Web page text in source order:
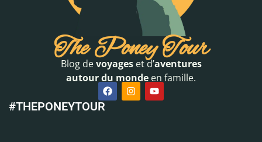
The Poney Tour
Blog devoyageset d’aventures
autour du monde en famille.
#THEPONEYTOUR